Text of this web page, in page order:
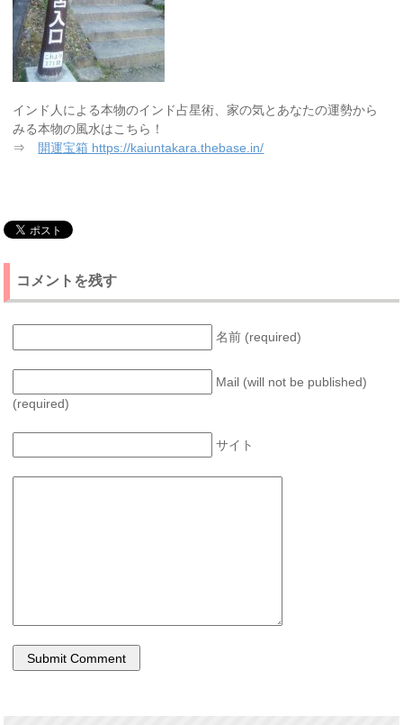
インド人による本物のインド占星術、家の気とあなたの運勢から
みる本物の風水はこちら！
⇒ 開運宝箱 https://kaiuntakara.thebase.in/
コメントを残す
名前 (required)
Mail (will not be published)
(required)
サイト